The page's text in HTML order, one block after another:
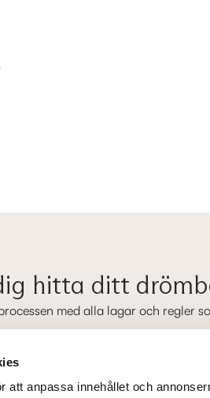
att anpassa innehållet och
hitta ditt
med alla lagar och regler